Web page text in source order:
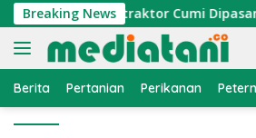
Langsung
ke
konten
Breaking News
Nelayan, Atraktor Cumi Dipasang
Berita Pertanian Perikanan